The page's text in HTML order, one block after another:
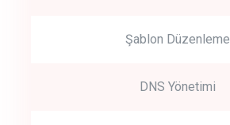
Şablon Düzenleme
DNS Yönetimi